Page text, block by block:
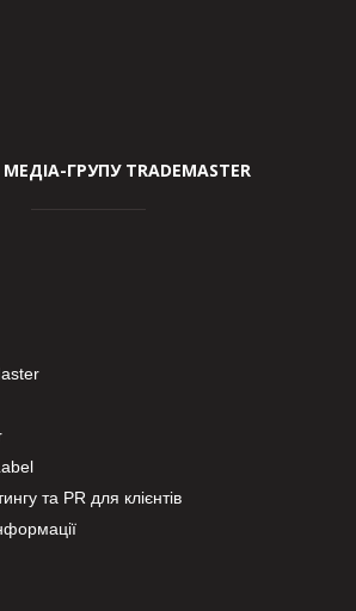
ГРУПУ TRADEMASTER
та PR для клієнтів